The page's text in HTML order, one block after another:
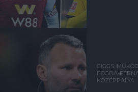
GIGGS:
POGBA-
KÖZÉPPÁLYA